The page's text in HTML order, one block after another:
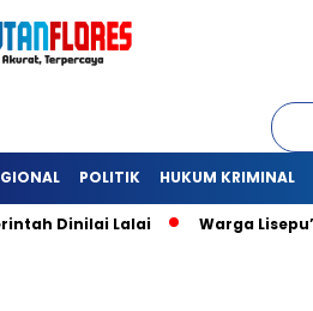
POLITIK HUKUM KRIMINAL
Lalai Warga Lisepu’u